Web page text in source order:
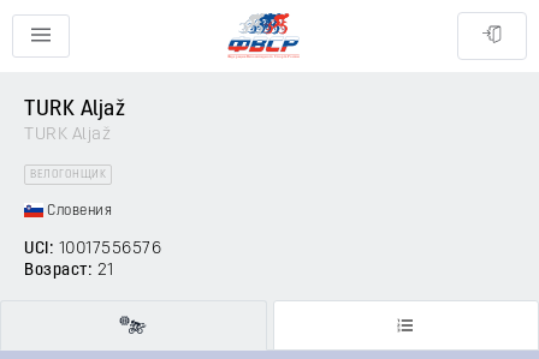
TURK Aljaž
TURK Aljaž
ВЕЛОГОНЩИК
Словения
UCI: 10017556576
Возраст: 21